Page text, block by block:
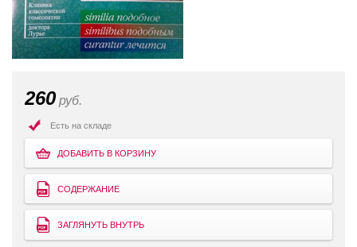
260 руб.
Есть на складе
ДОБАВИТЬ В КОРЗИНУ
СОДЕРЖАНИЕ
ЗАГЛЯНУТЬ ВНУТРЬ